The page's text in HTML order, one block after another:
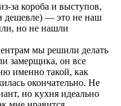
за короба и выступов,
дешевле) — это не наш
но не нашли
мы решили делать
замерщика, он все
именно такой, как
окончательно. Не
но кухня идеально